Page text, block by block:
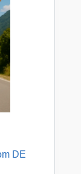
DE